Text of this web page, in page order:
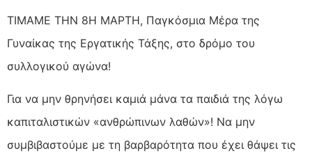
ΤΙΜΑΜΕ ΤΗΝ 8Η ΜΑΡΤΗ, Παγκόσμια Μέρα της
Γυναίκας της Εργατικής Τάξης, στο δρόμο του
συλλογικού αγώνα!
Για να μην θρηνήσει καμιά μάνα τα παιδιά της λόγω
καπιταλιστικών «ανθρώπινων λαθών»! Να μην
συμβιβαστούμε με τη βαρβαρότητα που έχει θάψει τις